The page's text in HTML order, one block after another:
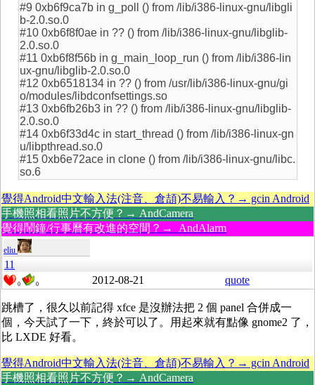
#9 0xb6f9ca7b in g_poll () from /lib/i386-linux-gnu/libgli
b-2.0.so.0
#10 0xb6f8f0ae in ?? () from /lib/i386-linux-gnu/libglib-
2.0.so.0
#11 0xb6f8f56b in g_main_loop_run () from /lib/i386-lin
ux-gnu/libglib-2.0.so.0
#12 0xb6518134 in ?? () from /usr/lib/i386-linux-gnu/gi
o/modules/libdconfsettings.so
#13 0xb6fb26b3 in ?? () from /lib/i386-linux-gnu/libglib-
2.0.so.0
#14 0xb6f33d4c in start_thread () from /lib/i386-linux-gn
u/libpthread.so.0
#15 0xb6e72ace in clone () from /lib/i386-linux-gnu/libc.
so.6
覺得Android中文輸入法(注音、倉頡)不易輸入？→ gcin Android
手機照相看照片不方便？→ AndCamera
覺得鬧鐘/行事曆有改進的空間？→ AndAlarm
eliu
11
0 0 2012-08-21 quote
跳槽了，很久以前記得 xfce 是沒辦法把 2 個 panel 合併成一
個，今天試了一下，終於可以了。用起來就有點像 gnome2 了，
比 LXDE 好看。
覺得Android中文輸入法(注音、倉頡)不易輸入？→ gcin Android
手機照相看照片不方便？→ AndCamera